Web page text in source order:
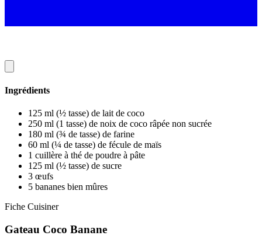
Ingrédients
125 ml (½ tasse) de lait de coco
250 ml (1 tasse) de noix de coco râpée non sucrée
180 ml (¾ de tasse) de farine
60 ml (¼ de tasse) de fécule de maïs
1 cuillère à thé de poudre à pâte
125 ml (½ tasse) de sucre
3 œufs
5 bananes bien mûres
Fiche Cuisiner
Gateau Coco Banane